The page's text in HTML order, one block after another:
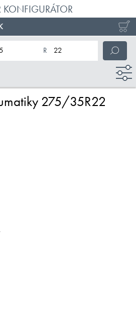
KONFIGURÁTOR
nominálny priemer pneumatiky
275/35R22